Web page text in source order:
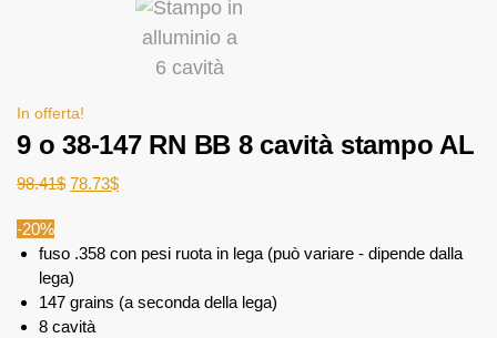
In offerta!
9 o 38-147 RN BB 8 cavità stampo AL
98.41$ 78.73$
-20%
fuso .358 con pesi ruota in lega (può variare - dipende dalla
lega)
147 grains (a seconda della lega)
8 cavità